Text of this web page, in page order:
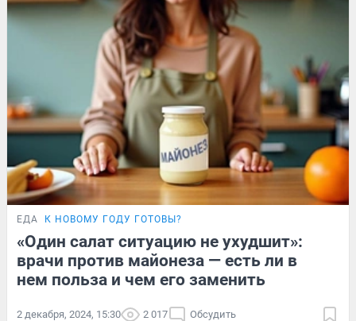
ЕДА К НОВОМУ ГОДУ ГОТОВЫ?
«Один салат ситуацию не ухудшит»:
врачи против майонеза — есть ли в
нем польза и чем его заменить
2 декабря, 2024, 15:30 2 017 Обсудить